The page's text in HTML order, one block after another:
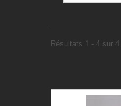
Résultats 1 - 4 sur 4.